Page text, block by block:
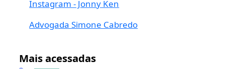
Instagram - Jonny Ken
Advogada Simone Cabredo
Mais acessadas